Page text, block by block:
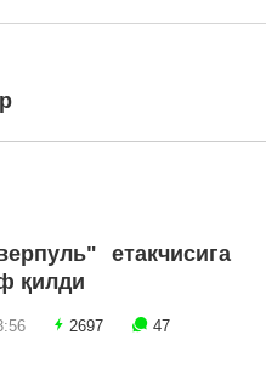
етакчисига
қилди
2697 47